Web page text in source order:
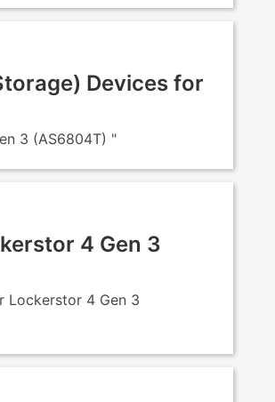
Devices for
3 (AS6804T) "
4 Gen 3
Lockerstor 4 Gen 3